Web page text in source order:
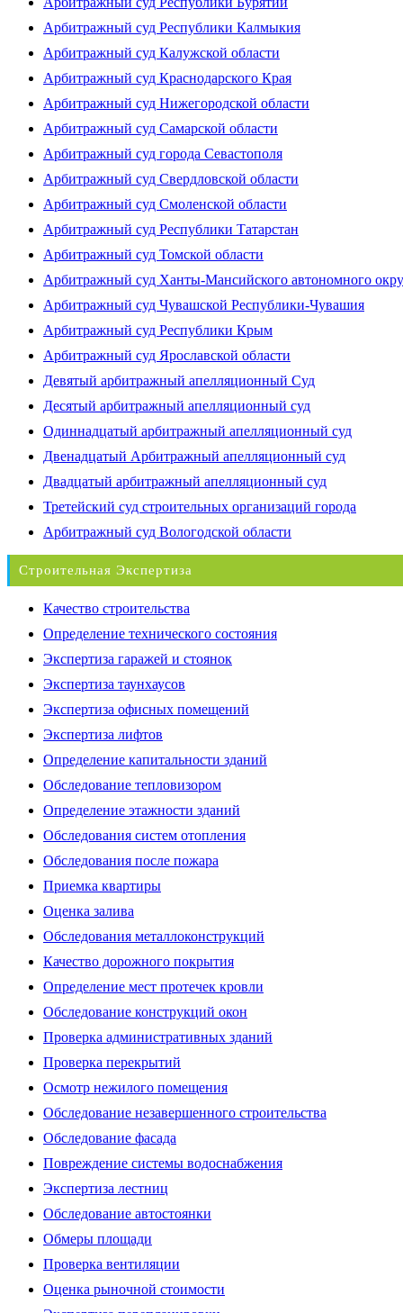
Арбитражный суд Республики Калмыкия
Арбитражный суд Калужской области
Арбитражный суд Краснодарского Края
Арбитражный суд Нижегородской области
Арбитражный суд Самарской области
Арбитражный суд города Севастополя
Арбитражный суд Свердловской области
Арбитражный суд Смоленской области
Арбитражный суд Республики Татарстан
Арбитражный суд Томской области
Арбитражный суд Ханты-Мансийского автономного
Арбитражный суд Чувашской Республики-Чувашия
Арбитражный суд Республики Крым
Арбитражный суд Ярославской области
Девятый арбитражный апелляционный Суд
Десятый арбитражный апелляционный суд
Одиннадцатый арбитражный апелляционный суд
Двенадцатый Арбитражный апелляционный суд
Двадцатый арбитражный апелляционный суд
Третейский суд строительных организаций города
Арбитражный суд Вологодской области
Строительная Экспертиза
Качество строительства
Определение технического состояния
Экспертиза гаражей и стоянок
Экспертиза таунхаусов
Экспертиза офисных помещений
Экспертиза лифтов
Определение капитальности зданий
Обследование тепловизором
Определение этажности зданий
Обследования систем отопления
Обследования после пожара
Приемка квартиры
Оценка залива
Обследования металлоконструкций
Качество дорожного покрытия
Определение мест протечек кровли
Обследование конструкций окон
Проверка административных зданий
Проверка перекрытий
Осмотр нежилого помещения
Обследование незавершенного строительства
Обследование фасада
Повреждение системы водоснабжения
Экспертиза лестниц
Обследование автостоянки
Обмеры площади
Проверка вентиляции
Оценка рыночной стоимости